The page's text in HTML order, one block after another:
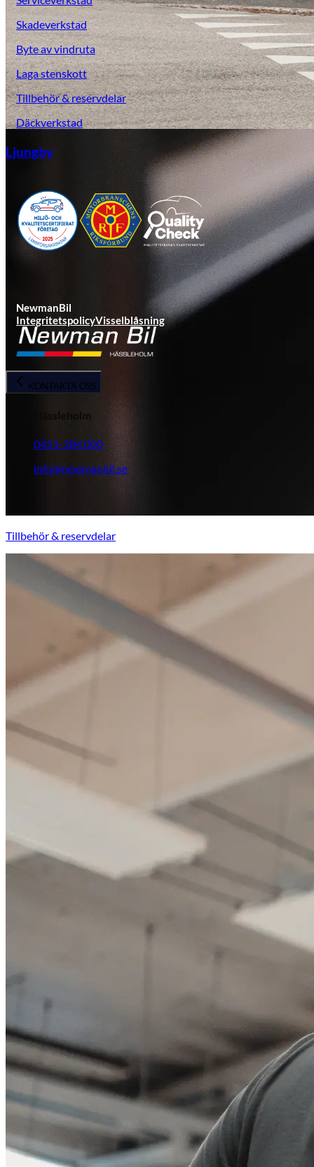
Tillbehör & reservdelar
Ljungby
Skadeverkstad
Byte av vindruta
Laga stenskott
Tillbehör & reservdelar
Däckverkstad
NewmanBil
IntegritetspolicyVisselblåsning
KONTAKTA OSS
Hässleholm
0451-384 000
info@newmanbil.se